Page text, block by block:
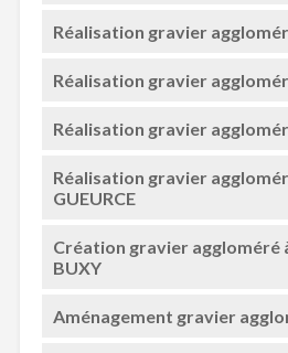
Réalisation gravier
Réalisation gravier
Réalisation gravier
Réalisation gravier
GUEURCE
Création gravier aggloméré
BUXY
Aménagement gravier